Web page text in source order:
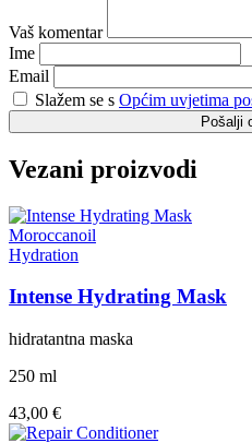
Vaš komentar
Ime
Email
Slažem se s Općim uvjetima
Pošalji
Vezani proizvodi
Moroccanoil
Hydration
Intense Hydrating Mask
hidratantna maska
250 ml
43,00 €